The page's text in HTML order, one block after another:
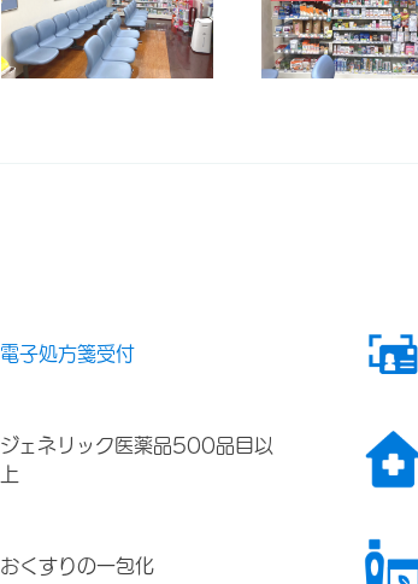
電子処方箋受付
ジェネリック医薬品500品目以
上
おくすりの一包化